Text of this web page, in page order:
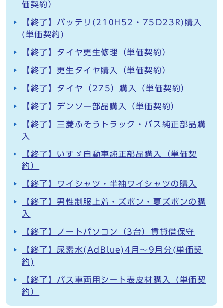
価契約）
【終了】バッテリ(210H52・75D23R)購入
(単価契約)
【終了】タイヤ更生修理（単価契約）
【終了】更生タイヤ購入（単価契約）
【終了】タイヤ（275）購入（単価契約）
【終了】デンソー部品購入（単価契約）
【終了】三菱ふそうトラック・バス純正部品購
入
【終了】いすゞ自動車純正部品購入（単価契
約）
【終了】ワイシャツ・半袖ワイシャツの購入
【終了】男性制服上着・ズボン・夏ズボンの購
入
【終了】ノートパソコン（3台）賃貸借保守
【終了】尿素水(AdBlue)4月～9月分(単価契
約)
【終了】バス車両用シート表皮材購入（単価契
約）